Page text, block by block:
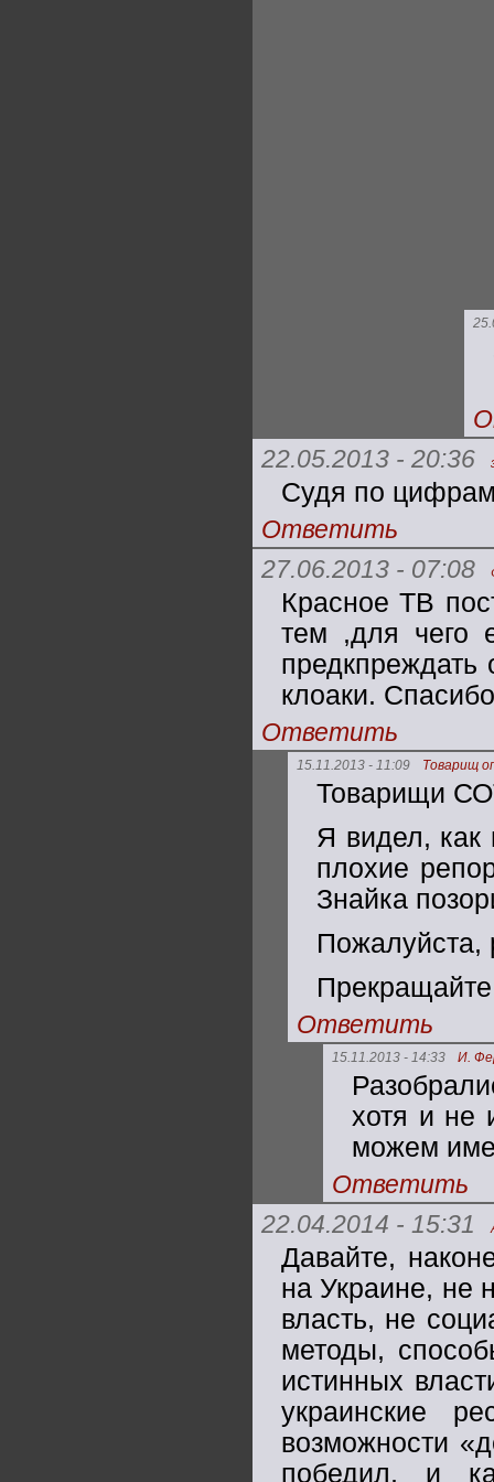
22.05.2013 - 20:36
Судя по цифрам
Ответить
27.06.2013 - 07:08
Красное ТВ
тем ,для чего
клоаки.
Ответить
15.11.2013 - 11:09 Товарищ
Товарищи
Я видел, как
плохие
Знайка
Пожалуйста,
Ответить
15.11.2013 - 14:33 И.
хотя и не
можем
Ответить
22.04.2014 - 15:31
Давайте,
на Украине, не
власть, не
методы,
истинных
украинские
возможности
победил, и